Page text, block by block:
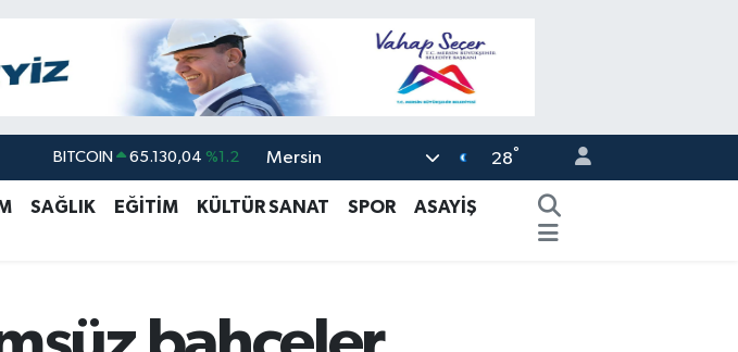
DOLAR 47,7106 %0.17
EURO 55,1652 %0.27
Mersin 28°
SAĞLIK EĞİTİM KÜLTÜR SANAT SPOR
ASAYİŞ